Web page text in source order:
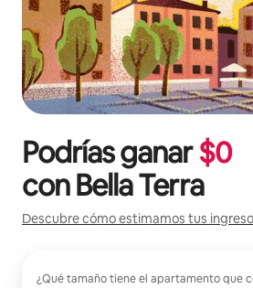
Podrías ganar$0
conBella Terra
Descubre cómo estimamos tus
¿Qué tamaño tiene el apartamento que